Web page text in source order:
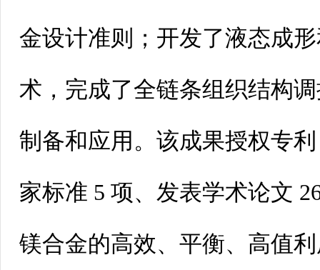
金设计准则；开发了液态成
术，完成了全链条组织结构
制备和应用。该成果授权专
家标准5 项、发表学术论文
镁合金的高效、平衡、高值